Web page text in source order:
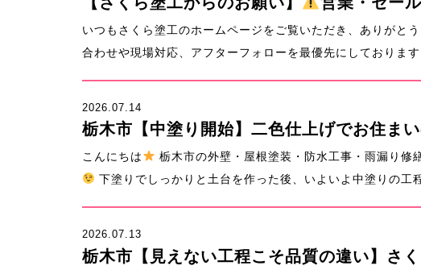
いつもさくら塗工のホームページをご覧いただき、ありがと
合わせや現場対応、アフターフォローを最優先にしておりま
2026.07.14
栃木市【中塗り開始】二色仕上げでお住ま
こんにちは 栃木市の外壁・屋根塗装・防水工事・雨漏り修
下塗りでしっかりと土台を作った後、いよいよ中塗りの工
2026.07.13
栃木市【見えない工程こそ品質の違い】さ